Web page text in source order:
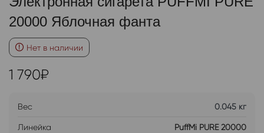
20000 Яблочная фанта
Нет в наличии
1 790₽
Вес 0.045 кг
Линейка PuffMi PURE 20000